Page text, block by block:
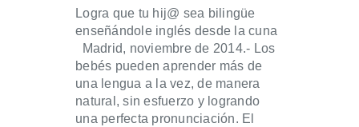
Logra que tu hij@ sea bilingüe
enseñándole inglés desde la cuna
Madrid, noviembre de 2014.- Los
bebés pueden aprender más de
una lengua a la vez, de manera
natural, sin esfuerzo y logrando
una perfecta pronunciación. El